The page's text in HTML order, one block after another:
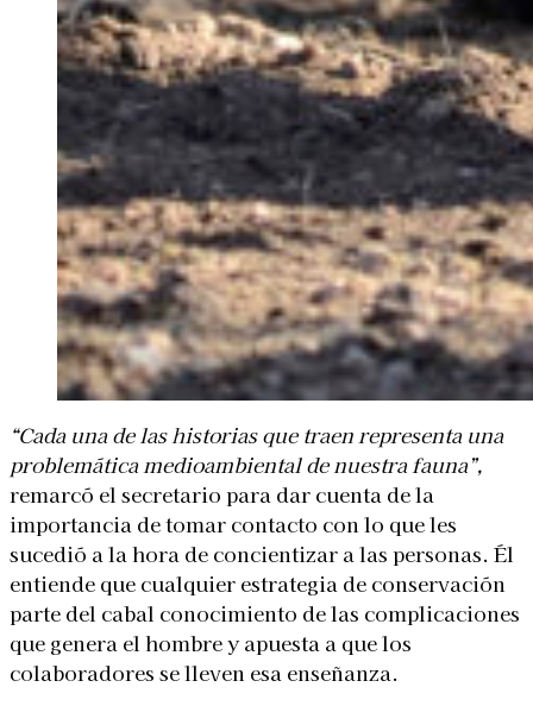
“Cada una de las historias que traen representa una
problemática medioambiental de nuestra fauna”,
remarcó el secretario para dar cuenta de la
importancia de tomar contacto con lo que les
sucedió a la hora de concientizar a las personas. Él
entiende que cualquier estrategia de conservación
parte del cabal conocimiento de las complicaciones
que genera el hombre y apuesta a que los
colaboradores se lleven esa enseñanza.